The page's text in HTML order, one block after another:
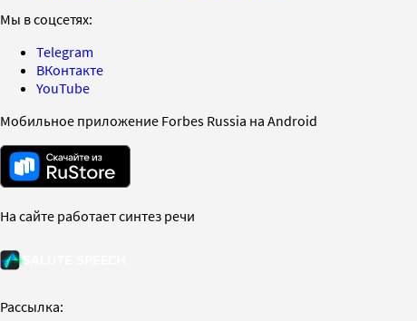
Мы в соцсетях:
Telegram
ВКонтакте
YouTube
Мобильное приложение Forbes Russia на Android
На сайте работает синтез речи
Рассылка: